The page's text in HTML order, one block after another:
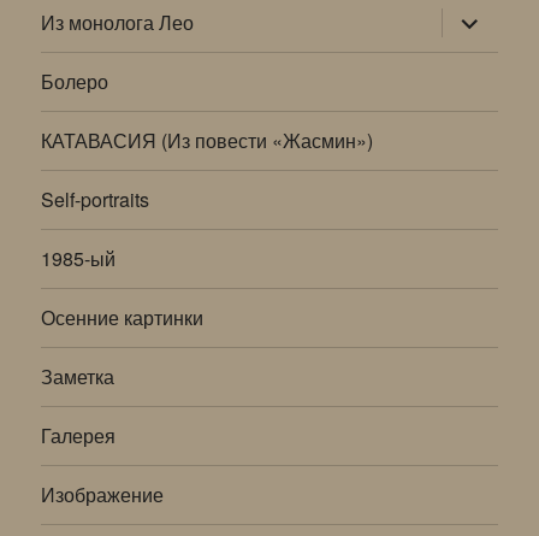
Из монолога Лео раскрыть
дочернее
меню
Болеро
КАТАВАСИЯ (Из повести «Жасмин»)
Self-portraits
1985-ый
Осенние картинки
Заметка
Галерея
Изображение